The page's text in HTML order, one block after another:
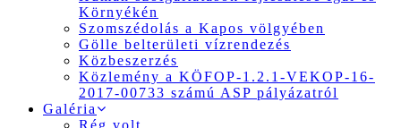
Környékén
Szomszédolás a Kapos völgyében
Gölle belterületi vízrendezés
Közbeszerzés
Közlemény a KÖFOP-1.2.1-VEKOP-16-
2017-00733 számú ASP pályázatról
Galéria
Rég volt…